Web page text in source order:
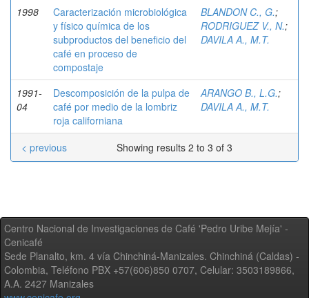
1998
Caracterización microbiológica
y físico química de los
subproductos del beneficio del
café en proceso de
compostaje
BLANDON C., G.;
RODRIGUEZ V., N.;
DAVILA A., M.T.
1991-
04
Descomposición de la pulpa de
café por medio de la lombriz
roja californiana
ARANGO B., L.G.;
DAVILA A., M.T.
Showing results 2 to 3 of 3
< previous
Centro Nacional de Investigaciones de Café 'Pedro Uribe Mejía' -
Cenicafé
Sede Planalto, km. 4 vía Chinchiná-Manizales. Chinchiná (Caldas) -
Colombia, Teléfono PBX +57(606)850 0707, Celular: 3503189866,
A.A. 2427 Manizales